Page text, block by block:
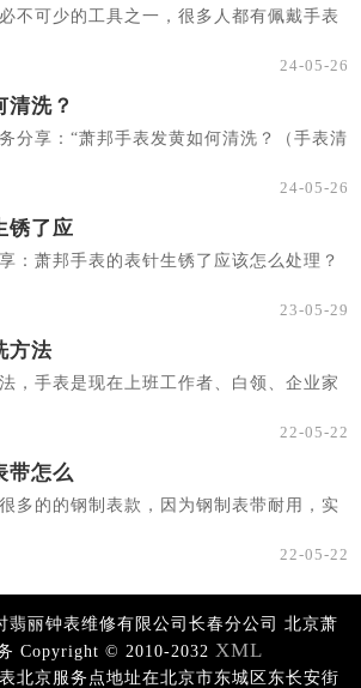
不可少的工具之一，很多人都有佩戴手表
24-05-26
清洗？
享：“萧邦手表发黄如何清洗？（手表清
24-05-26
锈了应
：萧邦手表的表针生锈了应该怎么处理？
23-05-29
方法
，手表是现在上班工作者、白领、企业家
22-05-22
带怎么
多的的钢制表款，因为钢制表带耐用，实
22-05-22
翡丽钟表维修有限公司长春分公司 北京萧
Copyright © 2010-2032 XML
北京服务点地址在北京市东城区东长安街